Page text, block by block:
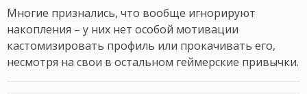
Многие признались, что вообще игнорируют
накопления – у них нет особой мотивации
кастомизировать профиль или прокачивать его,
несмотря на свои в остальном геймерские привычки.